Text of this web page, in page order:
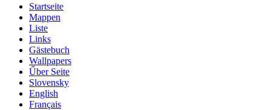
Startseite
Mappen
Liste
Links
Gästebuch
Wallpapers
Űber Seite
Slovensky
English
Français